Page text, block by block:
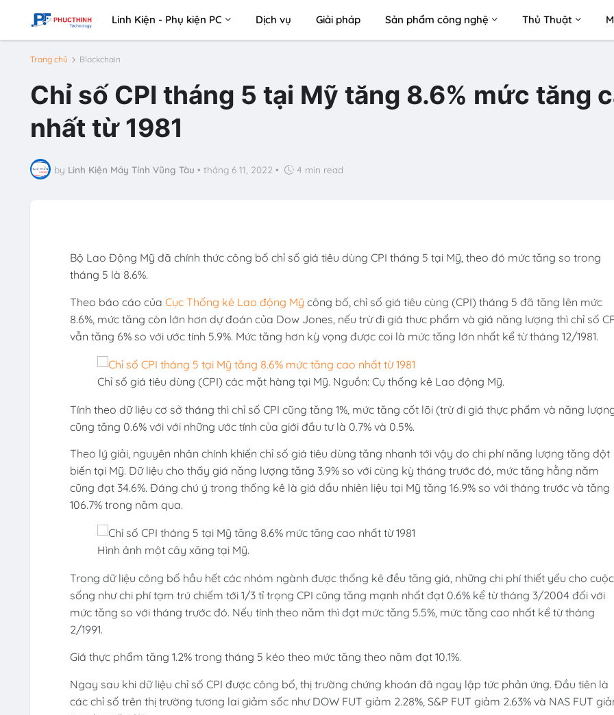
Linh Kiện - Phụ kiện PC Dịch vụ Giải pháp Sản phẩm công nghệ Thủ Thuật
Trang chủ Blockchain
Chỉ số CPI tháng 5 tại Mỹ tăng 8.6% mức tăng
nhất từ 1981
by Linh Kiện Máy Tính Vũng Tàu • tháng 6 11, 2022 • 4 min read
Bộ Lao Động Mỹ đã chính thức công bố chỉ số giá tiêu dùng CPI tháng 5 tại Mỹ, theo đó mức tăng so trong
tháng 5 là 8.6%.
Theo báo cáo của Cục Thống kê Lao động Mỹ công bố, chỉ số giá tiêu cùng (CPI) tháng 5 đã tăng lên mức
8.6%, mức tăng còn lớn hơn dự đoán của Dow Jones, nếu trừ đi giá thưc phẩm và giá năng lượng thì chỉ số
vẫn tăng 6% so với ước tính 5.9%. Mức tăng hơn kỳ vọng được coi là mức tăng lớn nhất kể từ tháng 12/1981.
Chỉ số giá tiêu dùng (CPI) các mặt hàng tại Mỹ. Nguồn: Cụ thống kê Lao động Mỹ.
Tính theo dữ liệu cơ sở tháng thì chỉ số CPI cũng tăng 1%, mức tăng cốt lõi (trừ đi giá thực phẩm và năng
cũng tăng 0.6% với với những ước tính của giới đầu tư là 0.7% và 0.5%.
Theo lý giải, nguyên nhân chính khiến chỉ số giá tiêu dùng tăng nhanh tới vậy do chi phí năng lượng tăng đột
biến tại Mỹ. Dữ liệu cho thấy giá năng lượng tăng 3.9% so với cùng kỳ tháng trước đó, mức tăng hằng năm
cũng đạt 34.6%. Đáng chú ý trong thống kê là giá dầu nhiên liệu tại Mỹ tăng 16.9% so với tháng trước và tăng
106.7% trong năm qua.
Hình ảnh một cây xăng tại Mỹ.
Trong dữ liệu công bố hầu hết các nhóm ngành được thống kê đều tăng giá, những chi phí thiết yếu cho cuộc
sống như chi phí tạm trú chiếm tới 1/3 tỉ trọng CPI cũng tăng mạnh nhất đạt 0.6% kể từ tháng 3/2004 đối với
mức tăng so với tháng trước đó. Nếu tính theo năm thì đạt mức tăng 5.5%, mức tăng cao nhất kể từ tháng
2/1991.
Giá thực phẩm tăng 1.2% trong tháng 5 kéo theo mức tăng theo năm đạt 10.1%.
Ngay sau khi dữ liệu chỉ số CPI được công bố, thị trường chứng khoán đã ngay lập tức phản ứng. Đầu tiên là
các chỉ số trên thị trường tương lai giảm sốc như DOW FUT giảm 2.28%, S&P FUT giảm 2.63% và NAS FUT